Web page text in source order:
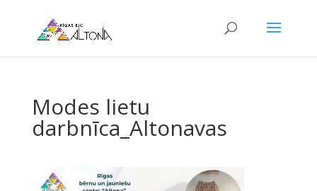
Modes lietu
darbnīca_Altonavas